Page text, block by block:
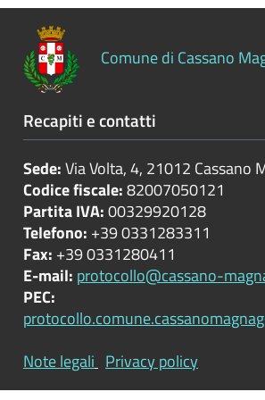
Comune di Cassano
Recapiti e contatti
Sede:Via Volta, 4, 21012 Cassano
Codice fiscale:82007050121
Partita IVA:00329920128
Telefono: +39 0331283311
Fax: +39 0331280411
E-mail: protocollo@cassano-
PEC:
Note legali Privacy policy
Controlli
sulle
attività
economiche
Servizi
Pagamenti
dell'amministrazione
Opere
pubbliche
governo